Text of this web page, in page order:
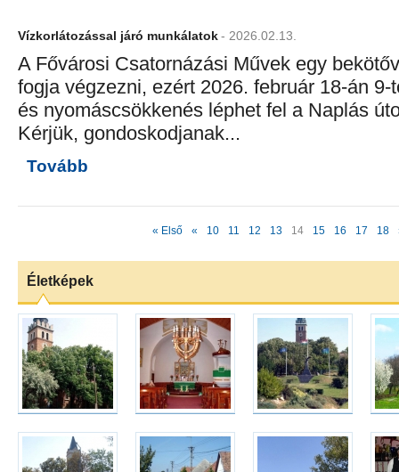
Vízkorlátozással járó munkálatok- 2026.02.13.
A Fővárosi Csatornázási Művek egy
fogja végzezni, ezért 2026. február 18-án
és nyomáscsökkenés léphet fel a Naplás
Kérjük, gondoskodjanak...
Tovább
« Első « 10 11 12 13 14 15 16 17 18
Életképek